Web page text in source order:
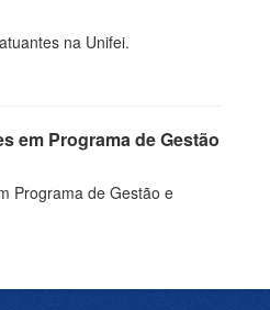
na Unifei.
em Programa de Gestão
Programa de Gestão e